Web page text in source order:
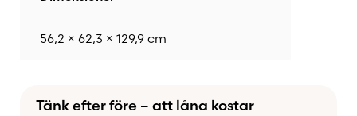
upp till 33 cm erbjuder BRUNNER BKH 42/66
insyn till elden från båda sidor.
56,2 × 62,3 × 129,9 cm
Tänk efter före – att låna kostar